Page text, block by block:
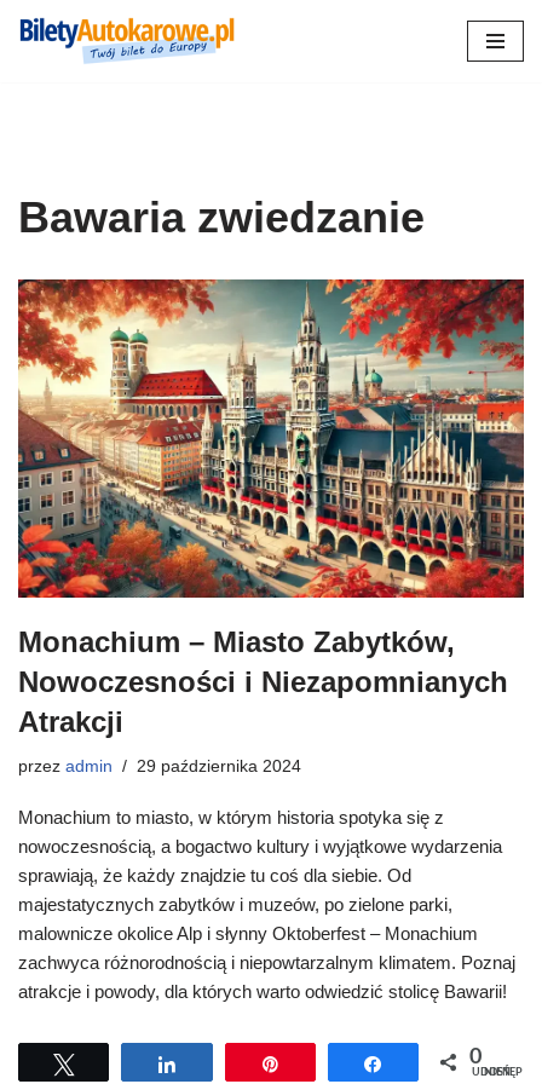
Bawaria zwiedzanie
Monachium – Miasto Zabytków,
Nowoczesności i Niezapomnianych
Atrakcji
przez admin 29 października 2024
Monachium to miasto, w którym historia spotyka się z
nowoczesnością, a bogactwo kultury i wyjątkowe wydarzenia
sprawiają, że każdy znajdzie tu coś dla siebie. Od
majestatycznych zabytków i muzeów, po zielone parki,
malownicze okolice Alp i słynny Oktoberfest – Monachium
zachwyca różnorodnością i niepowtarzalnym klimatem. Poznaj
atrakcje i powody, dla których warto odwiedzić stolicę Bawarii!
Udostępnij Udostępnij
0
UDOSTĘPNIEŃ